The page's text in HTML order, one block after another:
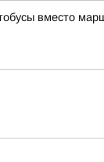
вместо